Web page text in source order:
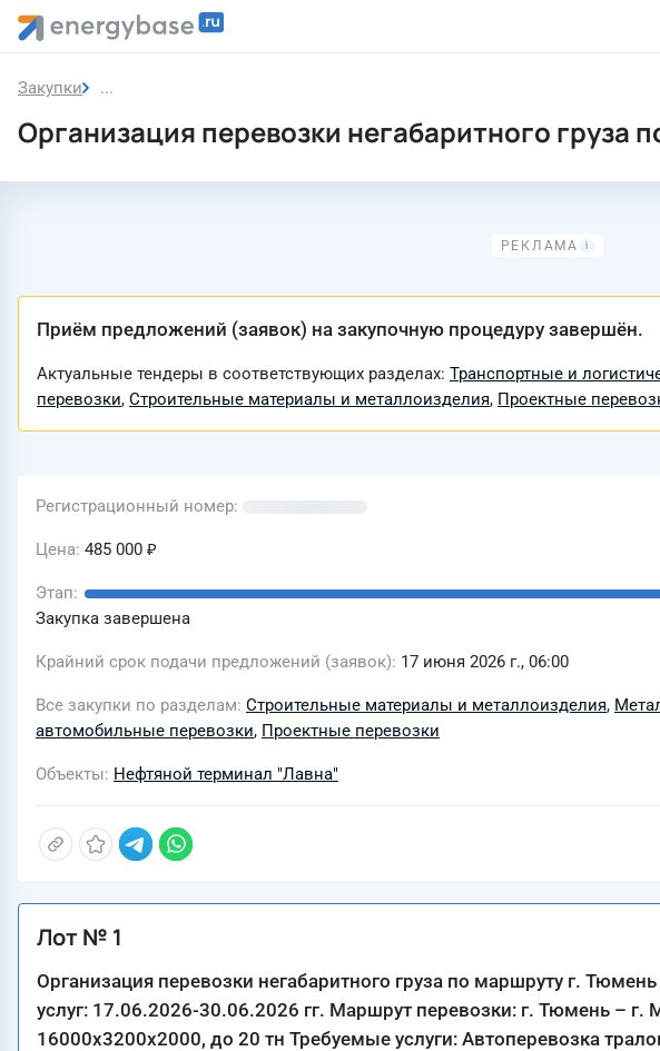
Закупки Закупка
Организация перевозки негабаритного груза
Приём предложений (заявок) на закупочную процедуру завершён.
Актуальные тендеры в соответствующих разделах: Транспортные и
перевозки, Строительные материалы и металлоизделия, Проектные
Регистрационный номер
Цена 485 000 ₽
Этап
Закупка завершена
Крайний срок подачи предложений (заявок) 17 июня 2026 г., 06:00
Все закупки по разделам Строительные материалы и металлоизделия,
автомобильные перевозки, Проектные перевозки
Объекты Нефтяной терминал "Лавна"
Лот № 1
Организация перевозки негабаритного груза по маршруту г.
услуг: 17.06.2026-30.06.2026 гг. Маршрут перевозки: г. Тюмень – г.
16000х3200х2000, до 20 тн Требуемые услуги: Автоперевозка